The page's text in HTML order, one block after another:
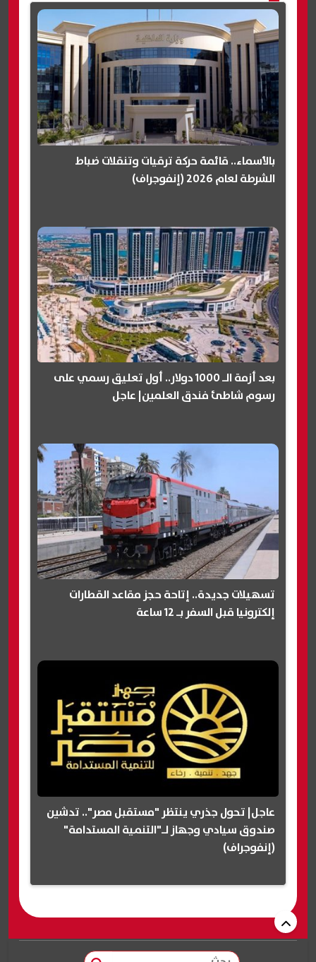
بالأسماء.. قائمة حركة ترقيات وتنقلات ضباط
الشرطة لعام 2026 (إنفوجراف)
بعد أزمة الـ 1000 دولار.. أول تعليق رسمي على
رسوم شاطئ فندق العلمين| عاجل
تسهيلات جديدة.. إتاحة حجز مقاعد القطارات
إلكترونيا قبل السفر بـ 12 ساعة
عاجل| تحول جذري ينتظر "مستقبل مصر".. تدشين
صندوق سيادي وجهاز لـ"التنمية المستدامة"
(إنفوجراف)